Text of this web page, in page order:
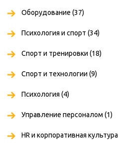
Оборудование (37)
Психология и спорт (34)
Спорт и тренировки (18)
Спорт и технологии (9)
Психология (4)
Управление персоналом (1)
HR и корпоративная культура